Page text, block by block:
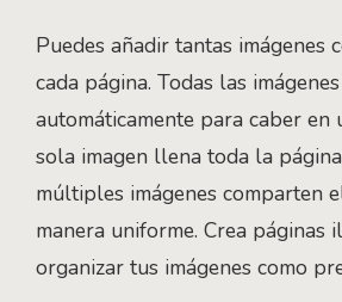
Puedes añadir tantas imágenes
cada página. Todas las
automáticamente para caber en
sola imagen llena toda la
múltiples imágenes comparten
manera uniforme. Crea páginas
organizar tus imágenes como